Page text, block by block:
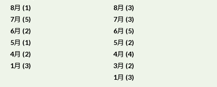
8月 (1)
7月 (5)
6月 (2)
5月 (1)
4月 (2)
1月 (3)
8月 (3)
7月 (3)
6月 (5)
5月 (2)
4月 (4)
3月 (2)
1月 (3)